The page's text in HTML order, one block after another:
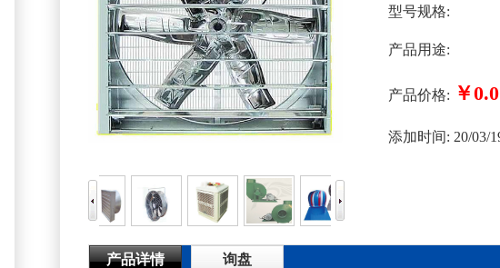
型号规格:
产品用途:
产品价格: ￥0.0
添加时间: 20/03/
产品详情 询盘